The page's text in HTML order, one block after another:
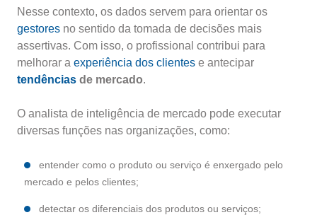
Nesse contexto, os dados servem para orientar os
gestores no sentido da tomada de decisões mais
assertivas. Com isso, o profissional contribui para
melhorar a experiência dos clientes e antecipar
tendências de mercado.
O analista de inteligência de mercado pode executar
diversas funções nas organizações, como:
entender como o produto ou serviço é enxergado pelo
mercado e pelos clientes;
detectar os diferenciais dos produtos ou serviços;